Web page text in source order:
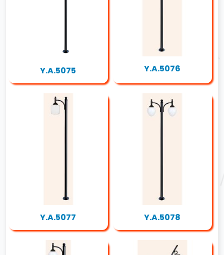
Y.A.5075 Y.A.5076
Y.A.5077 Y.A.5078